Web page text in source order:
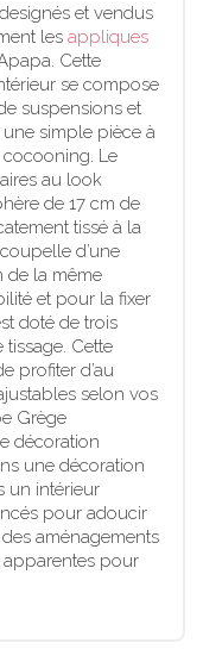
et vendus
les appliques
Cette
se compose
suspensions et
simple pièce à
Le
au look
de 17 cm de
tissé à la
d’une
de la même
et pour la fixer
doté de trois
Cette
profiter d’au
selon vos
Grège
décoration
une décoration
un intérieur
pour adoucir
aménagements
pour